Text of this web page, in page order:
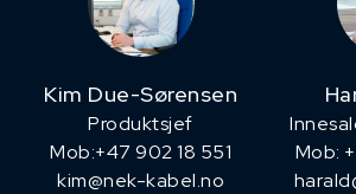
Kim Due-Sørensen
Produktsjef
​Mob:+47 902 18 551
kim@nek-kabel.no
Mob: